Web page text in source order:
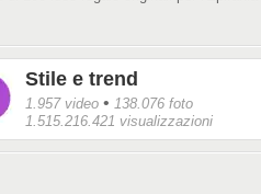
Stile e trend
1.957 video • 138.076 foto
1.515.216.421 visualizzazioni